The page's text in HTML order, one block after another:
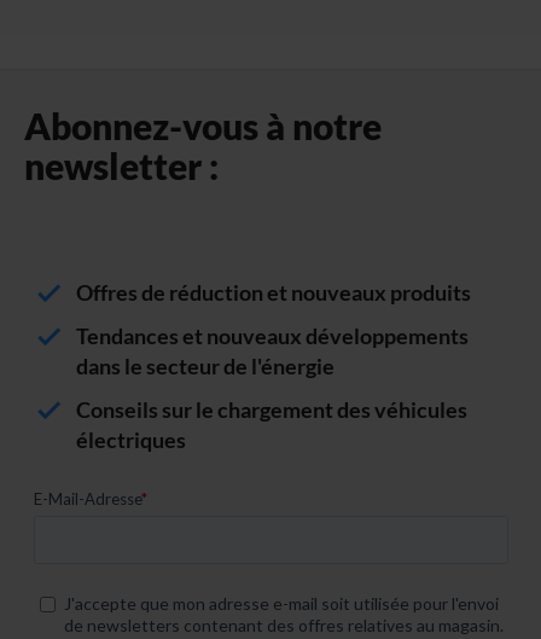
Abonnez-vous à notre
newsletter :
Offres de réduction et nouveaux produits
Tendances et nouveaux développements
dans le secteur de l'énergie
Conseils sur le chargement des véhicules
électriques